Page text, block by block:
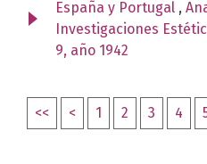
España y Portugal ,
Investigaciones
9, año 1942
<< < 1 2 3 4